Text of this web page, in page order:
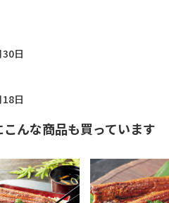
日
日
んな商品も買っています